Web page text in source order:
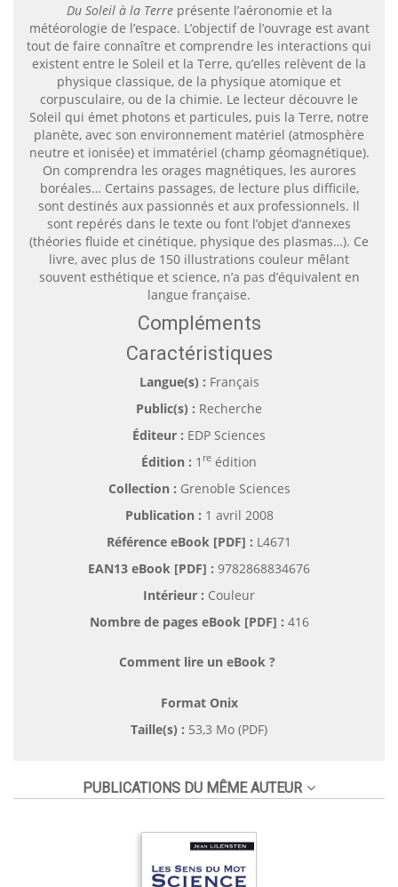
Du Soleil à la Terreprésente l’aéronomie et la
météorologie de l’espace. L’objectif de l’ouvrage est avant
tout de faire connaître et comprendre les interactions qui
existent entre le Soleil et la Terre, qu’elles relèvent de la
physique classique, de la physique atomique et
corpusculaire, ou de la chimie. Le lecteur découvre le
Soleil qui émet photons et particules, puis la Terre, notre
planète, avec son environnement matériel (atmosphère
neutre et ionisée) et immatériel (champ géomagnétique).
On comprendra les orages magnétiques, les aurores
boréales… Certains passages, de lecture plus difficile,
sont destinés aux passionnés et aux professionnels. Il
sont repérés dans le texte ou font l’objet d’annexes
(théories fluide et cinétique, physique des plasmas…). Ce
livre, avec plus de 150 illustrations couleur mêlant
souvent esthétique et science, n’a pas d’équivalent en
langue française.
Compléments
Caractéristiques
Langue(s) : Français
Public(s) : Recherche
Éditeur : EDP Sciences
Édition : 1 re édition
Collection : Grenoble Sciences
Publication : 1 avril 2008
Référence eBook [PDF] : L4671
EAN13 eBook [PDF] : 9782868834676
Intérieur : Couleur
Nombre de pages eBook [PDF] : 416
Comment lire un eBook ?
Format Onix
Taille(s) : 53,3 Mo (PDF)
PUBLICATIONS DU MÊME AUTEUR